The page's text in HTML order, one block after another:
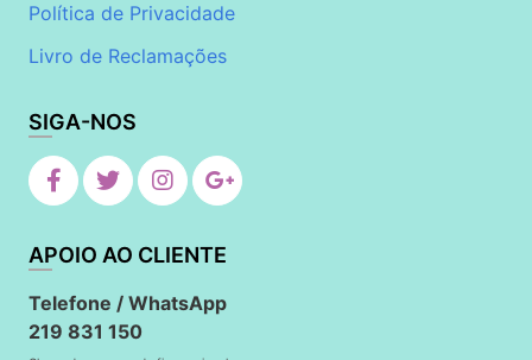
Política de Privacidade
Livro de Reclamações
SIGA-NOS
APOIO AO CLIENTE
Telefone / WhatsApp
219 831 150